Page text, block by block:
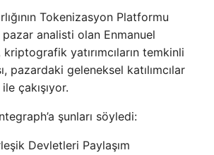
Tokenizasyon Platformu
analisti olan Enmanuel
yatırımcıların temkinli
pazardaki geleneksel katılımcılar
çakışıyor.
şunları söyledi:
Devletleri Paylaşım